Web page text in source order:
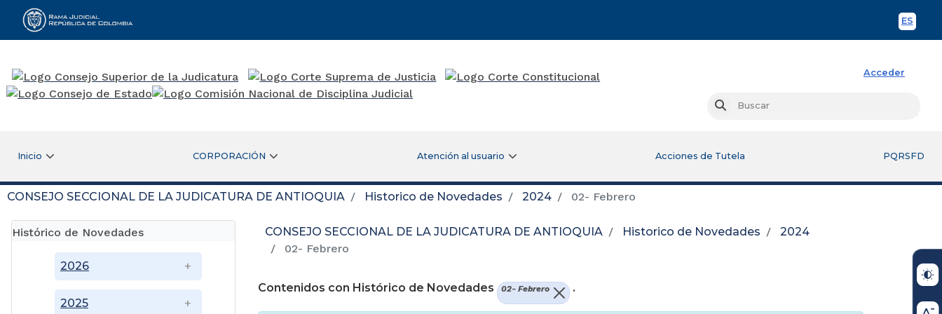
ES
Rama Judicial
Acceder
Buscar
Inicio CORPORACIÓN Atención al usuario Acciones de Tutela PQRSFD
CONSEJO SECCIONAL DE LA JUDICATURA DE ANTIOQUIA Historico de Novedades 2024 02- Febrero
Histórico de Novedades
2025
2026
CONSEJO SECCIONAL DE LA JUDICATURA DE ANTIOQUIA Historico de Novedades
2024
02- Febrero
Contenidos con Histórico de Novedades 02- Febrero .